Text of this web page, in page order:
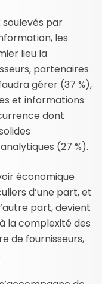
par
les
lieu la
partenaires
gérer (37 %),
et informations
dont
(27 %).
économique
d’une part, et
part, devient
la complexité des
de fournisseurs,